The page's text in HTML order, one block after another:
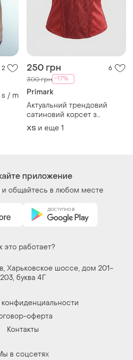
2
s / m
250 грн 6
300 грн -17%
Primark
Актуальний трендовий
сатиновий корсет з
мереживом primark xs-s
34-36 чашка в/с 🔥🔥🔥
ХS и еще 1
приложение
и общайтесь в любом месте
это работает?
Харьковское шоссе, дом 201-
203, буква 4Г
конфиденциальности
оферта
Контакты
в соцсетях